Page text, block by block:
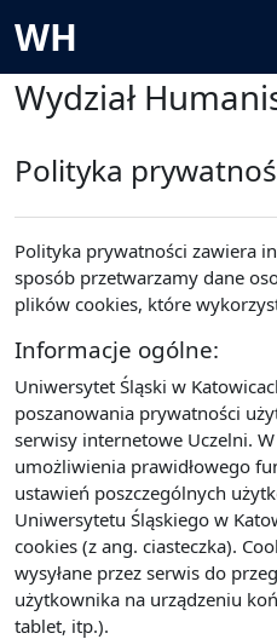
WH
Wydział
Polityka
Polityka prywatności zawiera
sposób przetwarzamy dane
plików cookies, które
Informacje ogólne:
Uniwersytet Śląski w
poszanowania prywatności
serwisy internetowe Uczelni.
umożliwienia prawidłowego
ustawień poszczególnych
Uniwersytetu Śląskiego w
cookies (z ang. ciasteczka).
wysyłane przez serwis do
użytkownika na urządzeniu
tablet, itp.).